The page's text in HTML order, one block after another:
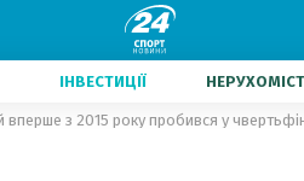
ІНВЕСТИЦІЇ
вперше з 2015 року пробився у